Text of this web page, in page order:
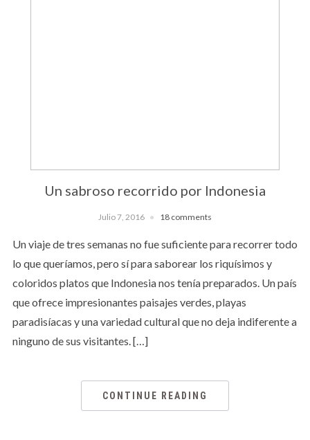
Un sabroso recorrido por Indonesia
Julio 7, 2016 18 comments
Un viaje de tres semanas no fue suficiente para recorrer todo
lo que queríamos, pero sí para saborear los riquísimos y
coloridos platos que Indonesia nos tenía preparados. Un país
que ofrece impresionantes paisajes verdes, playas
paradisíacas y una variedad cultural que no deja indiferente a
ninguno de sus visitantes. […]
CONTINUE READING